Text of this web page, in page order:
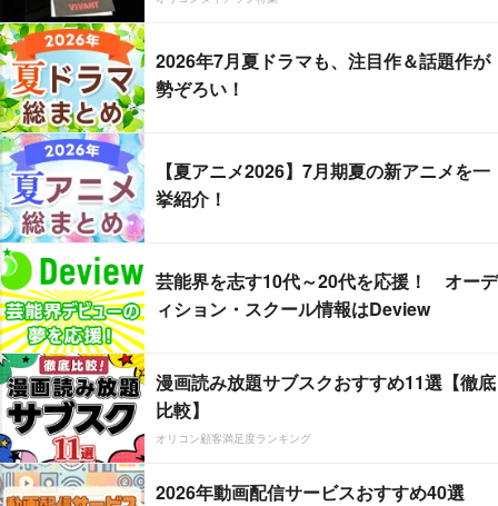
2026年7月夏ドラマも、注目作＆話題作が
勢ぞろい！
【夏アニメ2026】7月期夏の新アニメを一
挙紹介！
芸能界を志す10代～20代を応援！ オーデ
ィション・スクール情報はDeview
漫画読み放題サブスクおすすめ11選【徹底
比較】
オリコン顧客満足度ランキング
2026年動画配信サービスおすすめ40選